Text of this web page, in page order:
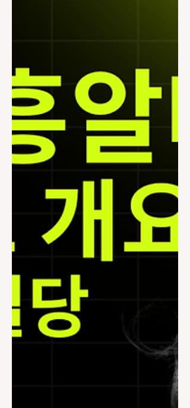
가장 큰 특징이다. 가요주점알바 알아보
기 1. 가요주점 알바의 기본 업무 가요주
점에서 일하는 알바의 주요 업무는 손님
테이블에 들어가 술을 함께 마시고 대화
를 이어가는 것이다. 손님이 노래를 부르
면 박수를 치거나 같이 노래를 부르기도
하고, 분위기가 처지지 않도록 리액션을
해주는 것이 중요하다. 술을 따르거나 안
주를 챙기는 일은 보조적인 역할이며, 핵
심은 대화 능력과 분위기 관리 다. 외모
도 어느 정도는 영향을 미치지만, 실제로
는 말솜씨와 센스가 더 중요하게 작용한
다. 2. 가요주점알바 근무 시간과 급여
근무 시간은 보통 저녁 7~8시부터 새벽
2~4시까지가 많다. 업소마다 다르